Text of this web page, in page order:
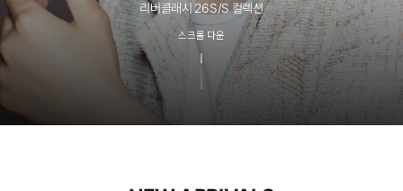
리버클래시 26S/S 컬렉션
스크롤 다운